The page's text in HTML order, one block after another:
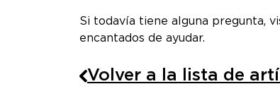
Si todavía tiene alguna pregunta,
encantados de ayudar.
Volver a la lista de